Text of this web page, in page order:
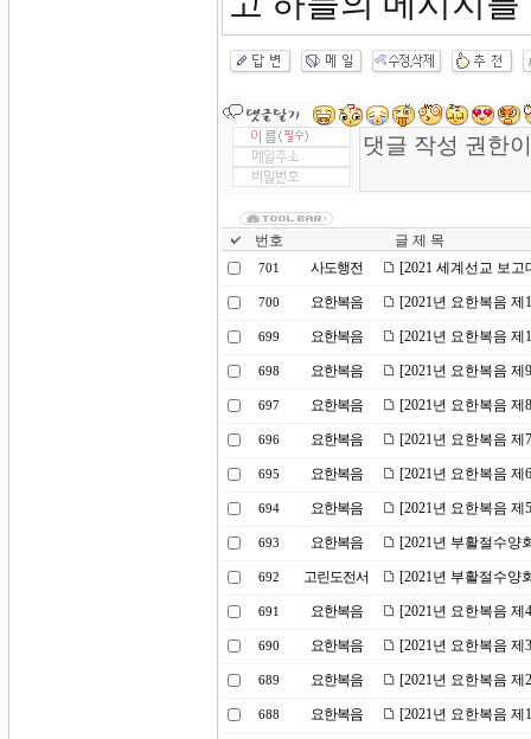
번호 글 제 목
701 사도행전 [2021 세계선교 보
700 요한복음 [2021년 요한복음
699 요한복음 [2021년 요한복음
698 요한복음 [2021년 요한복음
697 요한복음 [2021년 요한복음
696 요한복음 [2021년 요한복음
695 요한복음 [2021년 요한복음
694 요한복음 [2021년 요한복음 제
693 요한복음 [2021년 부활절수양
692 고린도전서 [2021년 부활절수양
691 요한복음 [2021년 요한복음
690 요한복음 [2021년 요한복음
689 요한복음 [2021년 요한복음
688 요한복음 [2021년 요한복음